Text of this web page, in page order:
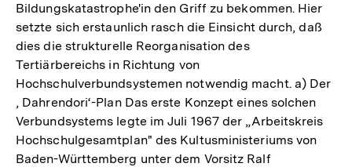
Fußnote
Bildungskatastrophe'in den Griff zu bekommen. Hier
setzte sich erstaunlich rasch die Einsicht durch, daß
dies die strukturelle Reorganisation des
Tertiärbereichs in Richtung von
Hochschulverbundsystemen notwendig macht. a) Der
, Dahrendori‘-Plan Das erste Konzept eines solchen
Verbundsystems legte im Juli 1967 der „Arbeitskreis
Hochschulgesamtplan" des Kultusministeriums von
Baden-Württemberg unter dem Vorsitz Ralf